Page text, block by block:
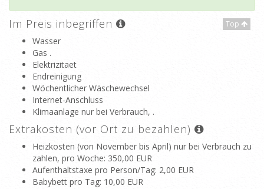
Top
Im Preis inbegriffen
Wasser
Gas .
Elektrizitaet
Endreinigung
Wöchentlicher Wäschewechsel
Internet-Anschluss
Klimaanlage nur bei Verbrauch, .
Extrakosten (vor Ort zu bezahlen)
Heizkosten (von November bis April) nur bei Verbrauch zu
zahlen, pro Woche: 350,00 EUR
Aufenthaltstaxe pro Person/Tag: 2,00 EUR
Babybett pro Tag: 10,00 EUR